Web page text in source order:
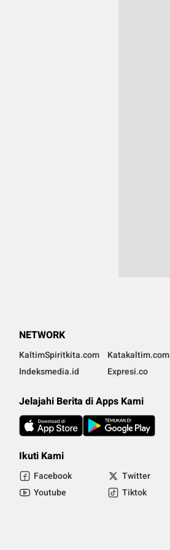
NETWORK
KaltimSpiritkita.com Katakaltim.com
Indeksmedia.id
Expresi.co
Jelajahi Berita di Apps Kami
Ikuti Kami
Facebook Twitter
Youtube
Tiktok